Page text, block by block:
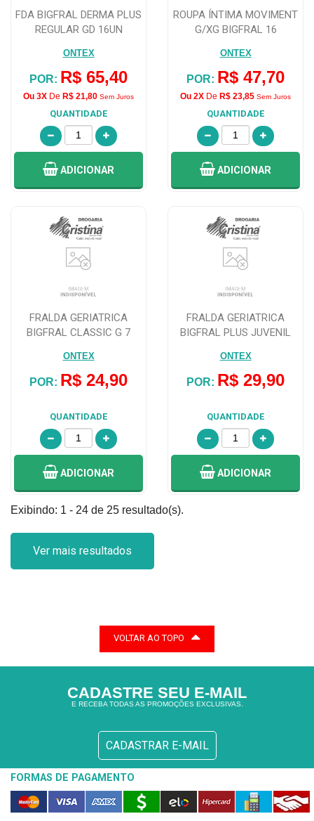
FDA BIGFRAL DERMA PLUS
REGULAR GD 16UN
ONTEX
POR: R$ 65,40
Ou 3X De R$ 21,80 Sem Juros
QUANTIDADE
ADICIONAR
ROUPA ÍNTIMA MOVIMENT
G/XG BIGFRAL 16
ONTEX
POR: R$ 47,70
Ou 2X De R$ 23,85 Sem Juros
QUANTIDADE
ADICIONAR
FRALDA GERIATRICA
BIGFRAL CLASSIC G 7
ONTEX
POR: R$ 24,90
QUANTIDADE
ADICIONAR
FRALDA GERIATRICA
BIGFRAL PLUS JUVENIL
ONTEX
POR: R$ 29,90
QUANTIDADE
ADICIONAR
Exibindo: 1 - 24 de 25 resultado(s).
Ver mais resultados
VOLTAR AO TOPO
CADASTRE SEU E-MAIL
E RECEBA TODAS AS PROMOÇÕES EXCLUSIVAS.
CADASTRAR E-MAIL
FORMAS DE PAGAMENTO